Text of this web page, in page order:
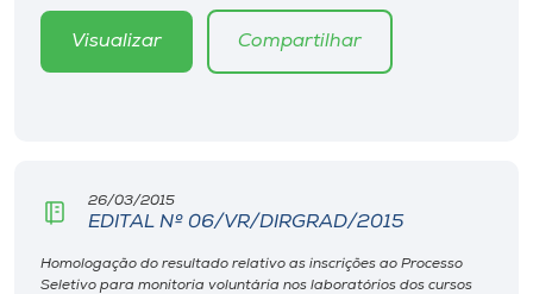
Museu
o idioma
Visualizar Compartilhar
26/03/2015
EDITAL Nº 06/VR/DIRGRAD/2015
Homologação do resultado relativo as inscrições ao Processo
Seletivo para monitoria voluntária nos laboratórios dos cursos